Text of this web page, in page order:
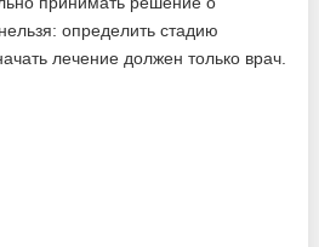
определить стадию
лечение должен только врач.